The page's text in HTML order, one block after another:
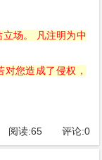
场。 凡注明为中
您造成了侵权，
阅读:65评论:0